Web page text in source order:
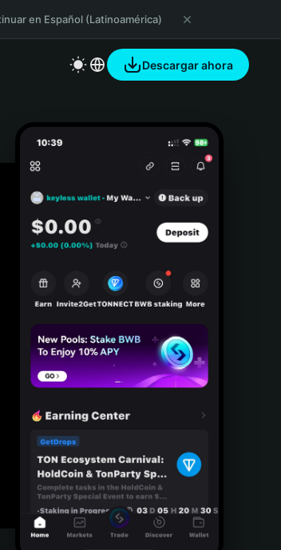
en Español (Latinoamérica)
Descargar ahora